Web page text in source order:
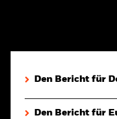
Den Bericht für
Den Bericht für